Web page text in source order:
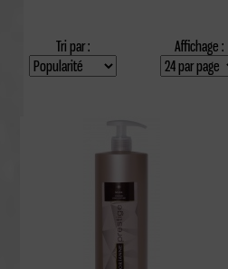
Tri par : Affichage :